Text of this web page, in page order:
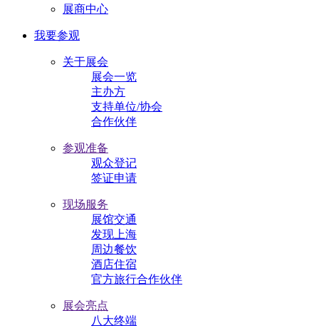
展商中心
我要参观
关于展会
展会一览
主办方
支持单位/协会
合作伙伴
参观准备
观众登记
签证申请
现场服务
展馆交通
发现上海
周边餐饮
酒店住宿
官方旅行合作伙伴
展会亮点
八大终端